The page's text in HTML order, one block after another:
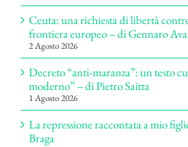
Ceuta: una richiesta di libertà
frontiera europeo – di Gennaro
2 Agosto 2026
Decreto “anti-maranza”: un testo
moderno” – di Pietro Saitta
1 Agosto 2026
La repressione raccontata a mio
Braga